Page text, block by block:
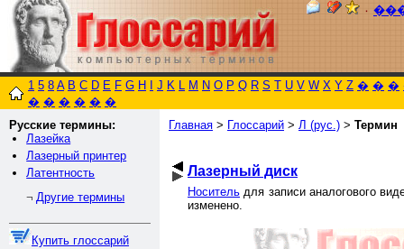
٠
1 5 8 A B C D E F G H J K L M N O P Q R S T U V W X Y Z � � �
� � � � � �
Русские термины:
Лазейка
Лазерный принтер
Латентность
¬ Другие термины
Купить глоссарий
Главная > Глоссарий > Л (рус.) > Термин
Лазерный диск
Носитель для записи аналогового
изменено.